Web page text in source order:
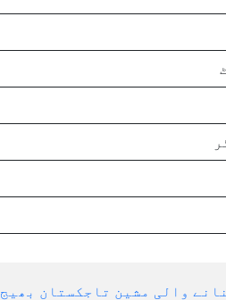
والی مشین تاجکستان بھیج